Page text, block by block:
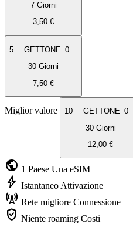
7 Giorni
3,50 €
5 __GETTONE_0__
30 Giorni
7,50 €
Miglior valore
10 __GETTONE_0__
30 Giorni
12,00 €
public 1 Paese Una eSIM
bolt Istantaneo Attivazione
cell_tower Rete migliore Connessione
verified_user Niente roaming Costi